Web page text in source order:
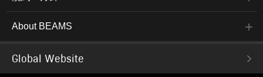
About BEAMS
Global Website